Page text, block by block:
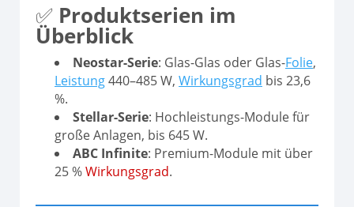
✅ Produktserien im
Überblick
Neostar-Serie: Glas-Glas oder Glas-Folie,
Leistung440–485 W, Wirkungsgrad bis 23,6
%.
Stellar-Serie: Hochleistungs-Module für
große Anlagen, bis 645 W.
ABC Infinite: Premium-Module mit über
25 %Wirkungsgrad.